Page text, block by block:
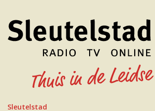
Sleutelstad